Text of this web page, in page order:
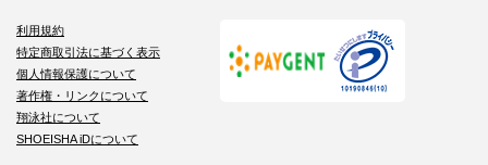
利用規約
特定商取引法に基づく表示
個人情報保護について
著作権・リンクについて
翔泳社について
SHOEISHA iDについて